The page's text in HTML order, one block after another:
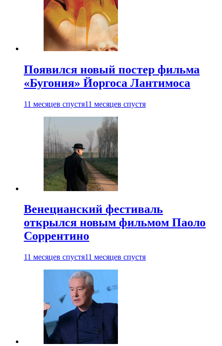
Появился новый постер фильма
«Бугония» Йоргоса Лантимоса
11 месяцев спустя11 месяцев спустя
Венецианский фестиваль
открылся новым фильмом Паоло
Соррентино
11 месяцев спустя11 месяцев спустя